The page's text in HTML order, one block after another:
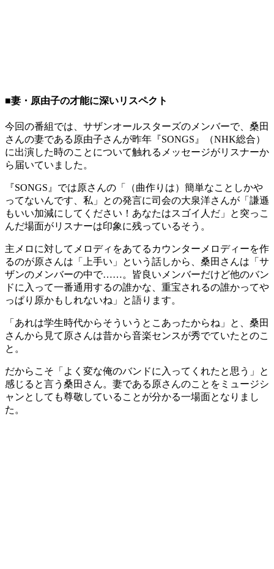
■妻・原由子の才能に深いリスペクト
今回の番組では、サザンオールスターズのメンバーで、桑田
さんの妻である原由子さんが昨年『SONGS』（NHK総合）
に出演した時のことについて触れるメッセージがリスナーか
ら届いていました。
『SONGS』では原さんの「（曲作りは）簡単なことしかや
ってないんです、私」との発言に司会の大泉洋さんが「謙遜
もいい加減にしてください！あなたはスゴイ人だ」と突っこ
んだ場面がリスナーは印象に残っているそう。
主メロに対してメロディをあてるカウンターメロディーを作
るのが原さんは「上手い」という話しから、桑田さんは「サ
ザンのメンバーの中で……。皆良いメンバーだけど他のバン
ドに入って一番通用するの誰かな、重宝されるの誰かってや
っぱり原かもしれないね」と語ります。
「あれは学生時代からそういうとこあったからね」と、桑田
さんから見て原さんは昔から音楽センスが秀でていたとのこ
と。
だからこそ「よく変な俺のバンドに入ってくれたと思う」と
感じると言う桑田さん。妻である原さんのことをミュージシ
ャンとしても尊敬していることが分かる一場面となりまし
た。